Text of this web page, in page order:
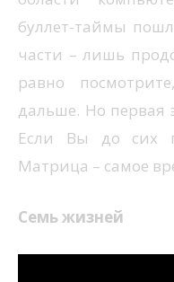
буллет-таймы
части – лишь
равно
дальше. Но первая
Если Вы до сих
Матрица – самое
Семь жизней